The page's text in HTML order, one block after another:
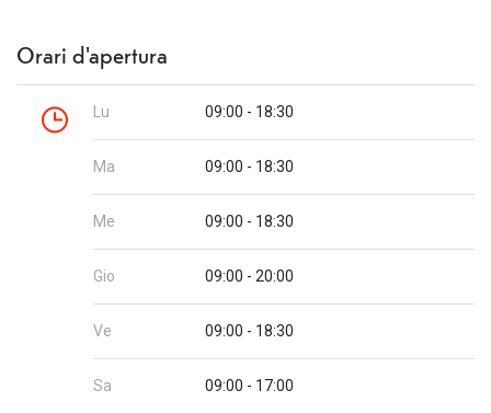
Orari d'apertura
Lu 09:00 - 18:30
Ma 09:00 - 18:30
Me 09:00 - 18:30
Gio 09:00 - 20:00
Ve 09:00 - 18:30
Sa 09:00 - 17:00